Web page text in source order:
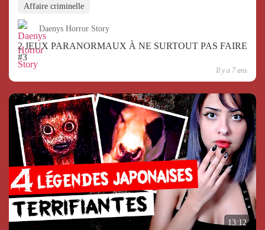
Affaire criminelle
Daenys Horror Story
2 JEUX PARANORMAUX À NE SURTOUT PAS FAIRE
#3
Il y a 7 ans
13:12